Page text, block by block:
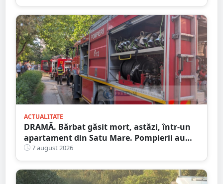
ACTUALITATE
DRAMĂ. Bărbat găsit mort, astăzi, într-un
apartament din Satu Mare. Pompierii au
spart ușa
7 august 2026